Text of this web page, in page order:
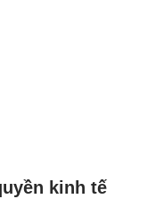
kinh tế